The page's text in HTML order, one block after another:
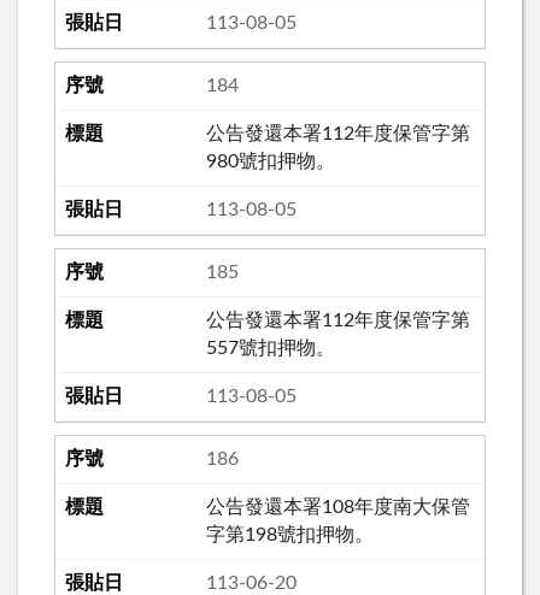
113-08-05
184
公告發還本署112年度保管字第
980號扣押物。
113-08-05
185
公告發還本署112年度保管字第
557號扣押物。
113-08-05
186
公告發還本署108年度南大保管
字第198號扣押物。
113-06-20